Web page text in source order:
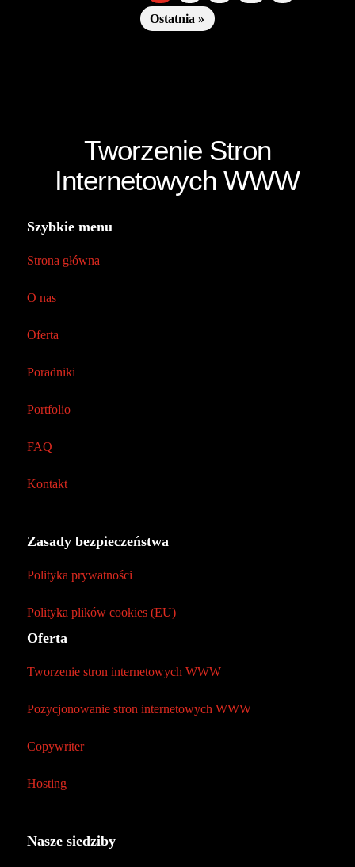
Ostatnia »
Tworzenie Stron
Internetowych WWW
Szybkie menu
Strona główna
O nas
Oferta
Poradniki
Portfolio
FAQ
Kontakt
Zasady bezpieczeństwa
Polityka prywatności
Polityka plików cookies (EU)
Oferta
Tworzenie stron internetowych WWW
Pozycjonowanie stron internetowych WWW
Copywriter
Hosting
Nasze siedziby